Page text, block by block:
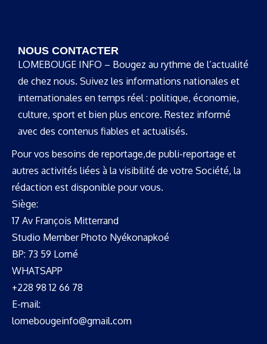
NOUS CONTACTER
LOMEBOUGE INFO – Bougez au rythme de l’actualité
de chez nous. Suivez les informations nationales et
internationales en temps réel : politique, économie,
culture, sport et bien plus encore. Restez informé
avec des contenus fiables et actualisés.
Pour vos besoins de reportage,de publi-reportage et
autres activités liées à la visibilité de votre Société, la
rédaction est disponible pour vous.
Siège:
17 Av François Mitterrand
Studio Member Photo Nyékonapkoé
BP: 73 59 Lomé
WHATSAPP ‪
+228 98 12 66 78
E-mail:
lomebougeinfo@gmail.com